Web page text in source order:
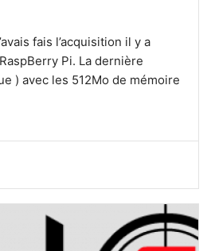
fais l’acquisition il y a
Pi. La dernière
) avec les 512Mo de mémoire